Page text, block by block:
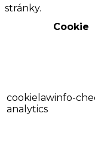
stránky.
Cookie
cookielawinfo-
analytics